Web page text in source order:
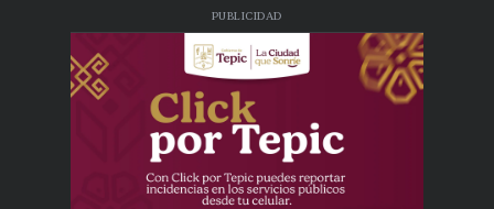
PUBLICIDAD